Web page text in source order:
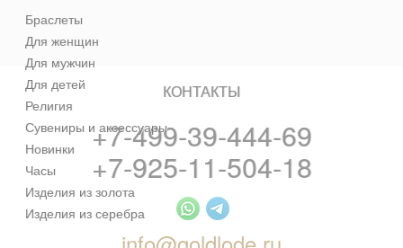
Браслеты
Для женщин
Для мужчин
Для детей
Религия
Сувениры и аксессуары
Новинки
Часы
Изделия из золота
Изделия из серебра
КОНТАКТЫ
+7-499-39-444-69
+7-925-11-504-18